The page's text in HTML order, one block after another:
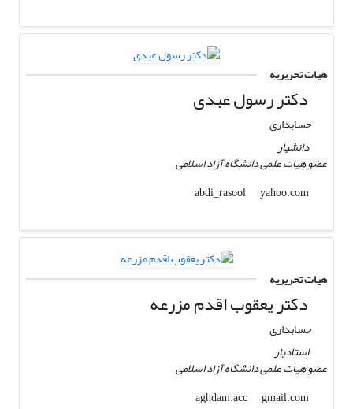
هیات تحریریه
دکتر رسول عبدی
حسابداری
دانشیار
عضو هیات علمی دانشگاه آزاد اسلامی
abdi_rasool
yahoo.com
هیات تحریریه
دکتر یعقوب اقدم مزرعه
حسابداری
استادیار
عضو هیات علمی دانشگاه آزاد اسلامی
aghdam.acc
gmail.com